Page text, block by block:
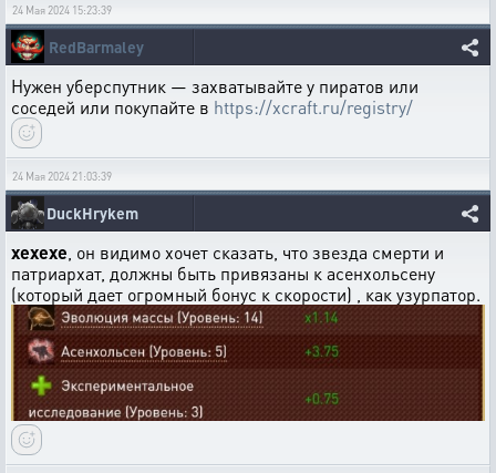
24 Мая 2024 15:23:39
RedBarmaley
Нужен уберспутник — захватывайте у пиратов или
соседей или покупайте в https://xcraft.ru/registry/
24 Мая 2024 21:03:39
DuckHrykem
xexexe , он видимо хочет сказать, что звезда смерти и
патриархат, должны быть привязаны к асенхольсену
(который дает огромный бонус к скорости) , как узурпатор.